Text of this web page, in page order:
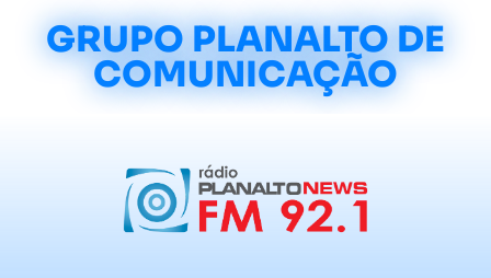
GRUPO PLANALTO DE
COMUNICAÇÃO